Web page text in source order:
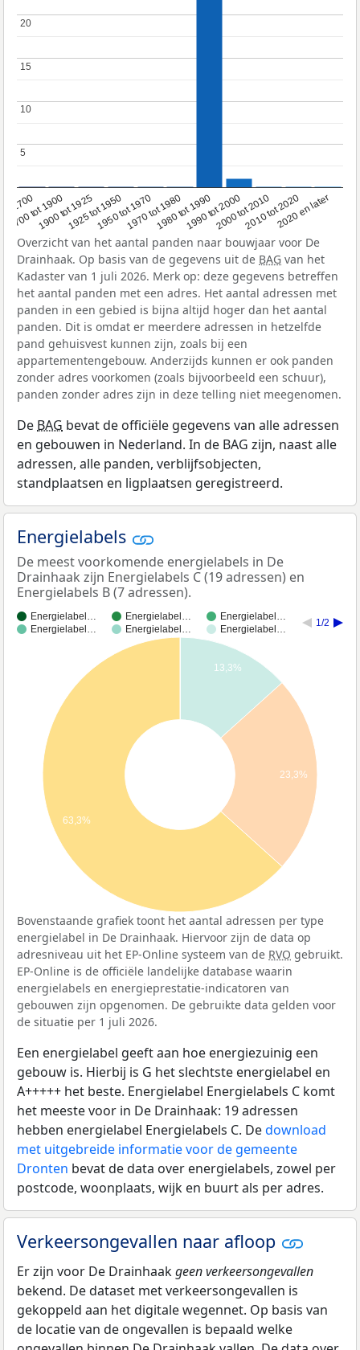
1700
1700 tot 1900
1900 tot 19251925 tot 19501950 tot 19701970 tot 19801980 tot 19901990 tot 20002000 tot 20102010 tot 20202020 en later
5
5
10
10
15
15
20
20
Overzicht van het aantal panden naar bouwjaar voor De
Drainhaak. Op basis van de gegevens uit de BAG van het
Kadaster van 1 juli 2026. Merk op: deze gegevens betreffen
het aantal panden met een adres. Het aantal adressen met
panden in een gebied is bijna altijd hoger dan het aantal
panden. Dit is omdat er meerdere adressen in hetzelfde
pand gehuisvest kunnen zijn, zoals bij een
appartementengebouw. Anderzijds kunnen er ook panden
zonder adres voorkomen (zoals bijvoorbeeld een schuur),
panden zonder adres zijn in deze telling niet meegenomen.
De BAG bevat de officiële gegevens van alle adressen
en gebouwen in Nederland. In de BAG zijn, naast alle
adressen, alle panden, verblijfsobjecten,
standplaatsen en ligplaatsen geregistreerd.
Energielabels
De meest voorkomende energielabels in De
Drainhaak zijn Energielabels C (19 adressen) en
Energielabels B (7 adressen).
Energielabel… Energielabel…
Energielabel…
Energielabel…
Energielabel… Energielabel…
1/2
13,3%
23,3%
63,3%
Bovenstaande grafiek toont het aantal adressen per type
energielabel in De Drainhaak. Hiervoor zijn de data op
adresniveau uit het EP-Online systeem van de RVO gebruikt.
EP-Online is de officiële landelijke database waarin
energielabels en energieprestatie-indicatoren van
gebouwen zijn opgenomen. De gebruikte data gelden voor
de situatie per 1 juli 2026.
Een energielabel geeft aan hoe energiezuinig een
gebouw is. Hierbij is G het slechtste energielabel en
A+++++ het beste. Energielabel Energielabels C komt
het meeste voor in De Drainhaak: 19 adressen
hebben energielabel Energielabels C. Dedownload
met uitgebreide informatie voor de gemeente
Dronten bevat de data over energielabels, zowel per
postcode, woonplaats, wijk en buurt als per adres.
Verkeersongevallen naar afloop
Er zijn voor De Drainhaakgeen verkeersongevallen
bekend. De dataset met verkeersongevallen is
gekoppeld aan het digitale wegennet. Op basis van
de locatie van de ongevallen is bepaald welke